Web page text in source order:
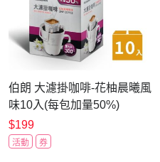
伯朗 大濾掛咖啡-花柚晨曦風
味10入(每包加量50%)
$199
活動 券